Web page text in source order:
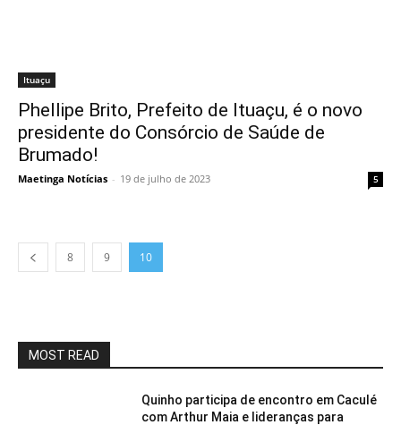
Ituaçu
Phellipe Brito, Prefeito de Ituaçu, é o novo
presidente do Consórcio de Saúde de
Brumado!
Maetinga Notícias - 19 de julho de 2023 5
8 9 10
MOST READ
Quinho participa de encontro em Caculé
com Arthur Maia e lideranças para